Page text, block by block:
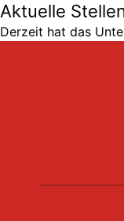
Aktuelle
Derzeit hat das